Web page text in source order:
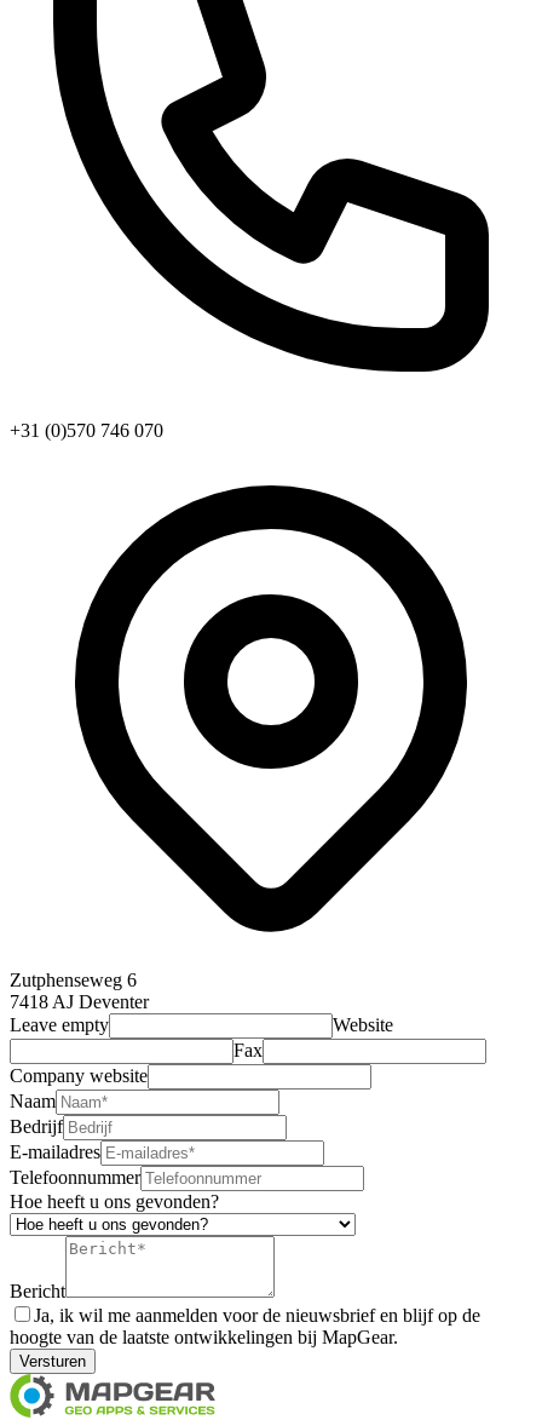
+31 (0)570 746 070
Zutphenseweg 6
7418 AJ Deventer
Leave empty
Website
Fax
Company website
Naam
Bedrijf
E-mailadres
Telefoonnummer
Hoe heeft u ons gevonden?
Bericht
Ja, ik wil me aanmelden voor de nieuwsbrief en blijf op de
hoogte van de laatste ontwikkelingen bij MapGear.
Versturen